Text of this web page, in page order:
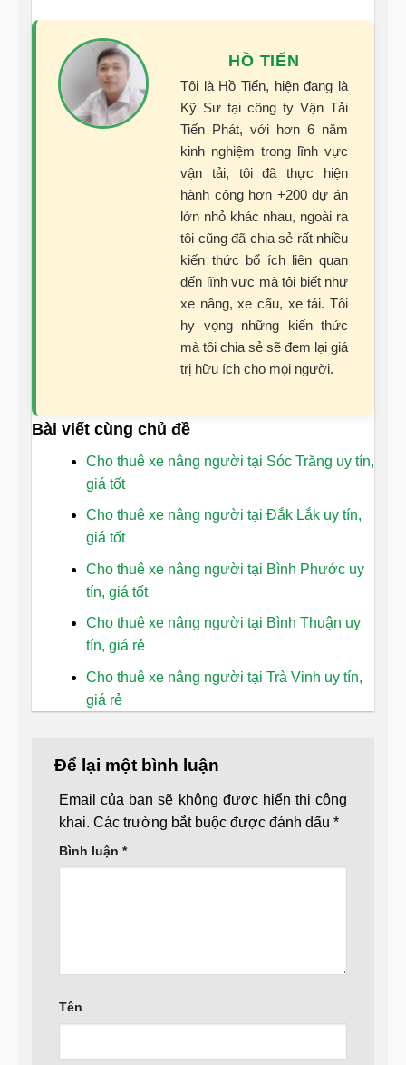
HỒ TIẾN
Tôi là Hồ Tiến, hiện đang là
Kỹ Sư tại công ty Vận Tải
Tiến Phát, với hơn 6 năm
kinh nghiệm trong lĩnh vực
vận tải, tôi đã thực hiện
hành công hơn +200 dự án
lớn nhỏ khác nhau, ngoài ra
tôi cũng đã chia sẻ rất nhiều
kiến thức bổ ích liên quan
đến lĩnh vực mà tôi biết như
xe nâng, xe cẩu, xe tải. Tôi
hy vọng những kiến thức
mà tôi chia sẻ sẽ đem lại giá
trị hữu ích cho mọi người.
Bài viết cùng chủ đề
Cho thuê xe nâng người tại Sóc Trăng uy tín,
giá tốt
Cho thuê xe nâng người tại Đắk Lắk uy tín,
giá tốt
Cho thuê xe nâng người tại Bình Phước uy
tín, giá tốt
Cho thuê xe nâng người tại Bình Thuận uy
tín, giá rẻ
Cho thuê xe nâng người tại Trà Vinh uy tín,
giá rẻ
Để lại một bình luận
Email của bạn sẽ không được hiển thị công
khai. Các trường bắt buộc được đánh dấu *
Bình luận *
Tên